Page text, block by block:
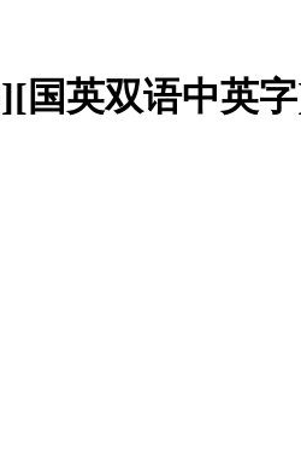
国英双语中英